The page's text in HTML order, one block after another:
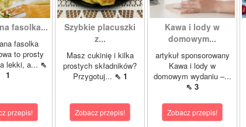
fasolka...
fasolka
to prosty
lekki, a... ⇖
1
przepis!
Szybkie placuszki
z...
Masz cukinię i kilka
prostych składników?
Przygotuj... ⇖ 1
Zobacz przepis!
Kawa i lody w
domowym...
artykuł sponsorowany
Kawa i lody w
domowym wydaniu –...
⇖ 3
Zobacz przepis!